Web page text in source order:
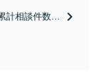
会社内のト
事後の解決
計相談件数20